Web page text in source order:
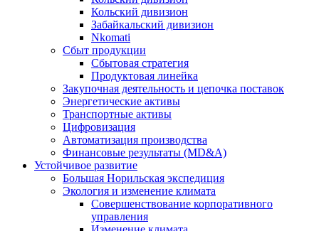
Кольский дивизион
Забайкальский дивизион
Nkomati
Сбыт продукции
Сбытовая стратегия
Продуктовая линейка
Закупочная деятельность и цепочка поставок
Энергетические активы
Транспортные активы
Цифровизация
Автоматизация производства
Финансовые результаты (MD&A)
Устойчивое развитие
Большая Норильская экспедиция
Экология и изменение климата
Совершенствование корпоративного
управления